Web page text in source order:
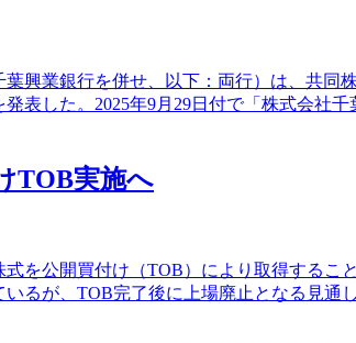
興業銀行を併せ、以下：両行）は、共同
表した。2025年9月29日付で「株式会社
TOB実施へ
を公開買付け（TOB）により取得する
るが、TOB完了後に上場廃止となる見